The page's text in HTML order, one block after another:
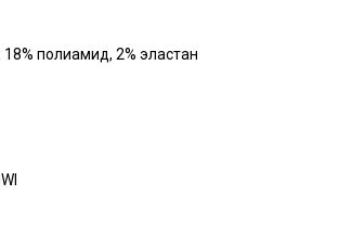
18% полиамид, 2% эластан